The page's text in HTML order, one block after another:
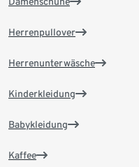
Herrenpullover
Herrenunterwäsche
Kinderkleidung
Babykleidung
Kaffee